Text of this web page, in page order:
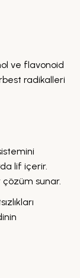
ve flavonoid
radikalleri
lif içerir.
çözüm sunar.